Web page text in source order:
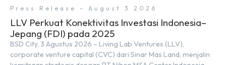
Press Release - August 3 2026
LLV Perkuat Konektivitas Investasi Indonesia–
Jepang (FDI) pada 2025
BSD City, 3 Agustus 2026 – Living Lab Ventures (LLV),
corporate venture capital (CVC) dari Sinar Mas Land, menjalin